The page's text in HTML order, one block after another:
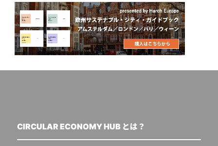
CIRCULAR ECONOMY HUB とは？